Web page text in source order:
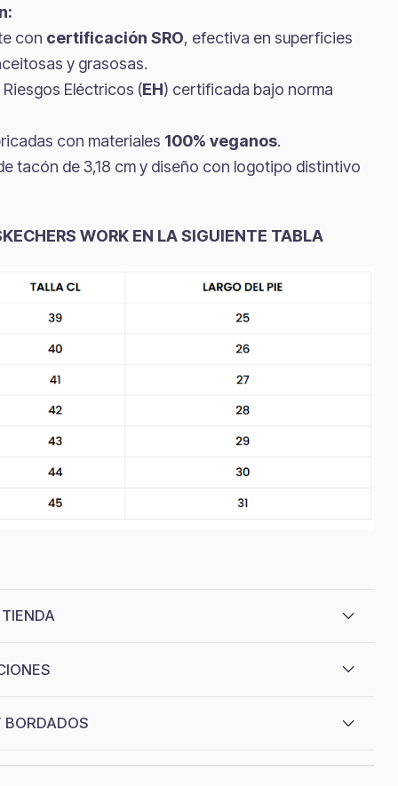
con certificación SRO, efectiva en superficies
y grasosas.
Eléctricos (EH) certificada bajo norma
con materiales 100% veganos.
tacón de 3,18 cm y diseño con logotipo distintivo
WORK EN LA SIGUIENTE TABLA